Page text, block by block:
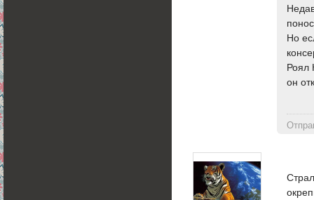
Но
Роял
он